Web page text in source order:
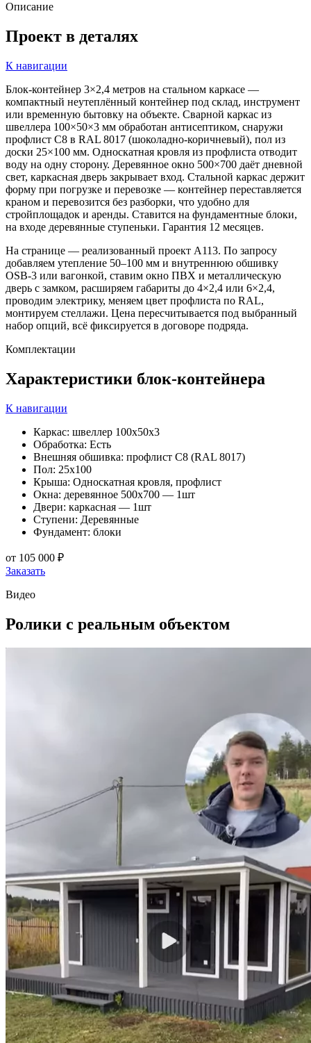
Описание
Проект в деталях
К навигации
Блок-контейнер 3×2,4 метров на стальном каркасе —
компактный неутеплённый контейнер под склад, инструмент
или временную бытовку на объекте. Сварной каркас из
швеллера 100×50×3 мм обработан антисептиком, снаружи
профлист С8 в RAL 8017 (шоколадно-коричневый), пол из
доски 25×100 мм. Односкатная кровля из профлиста отводит
воду на одну сторону. Деревянное окно 500×700 даёт дневной
свет, каркасная дверь закрывает вход. Стальной каркас держит
форму при погрузке и перевозке — контейнер переставляется
краном и перевозится без разборки, что удобно для
стройплощадок и аренды. Ставится на фундаментные блоки,
на входе деревянные ступеньки. Гарантия 12 месяцев.
На странице — реализованный проект А113. По запросу
добавляем утепление 50–100 мм и внутреннюю обшивку
OSB-3 или вагонкой, ставим окно ПВХ и металлическую
дверь с замком, расширяем габариты до 4×2,4 или 6×2,4,
проводим электрику, меняем цвет профлиста по RAL,
монтируем стеллажи. Цена пересчитывается под выбранный
набор опций, всё фиксируется в договоре подряда.
Комплектации
Характеристики блок-контейнера
К навигации
Каркас: швеллер 100х50х3
Обработка: Есть
Внешняя обшивка: профлист С8 (RAL 8017)
Пол: 25х100
Крыша: Односкатная кровля, профлист
Окна: деревянное 500х700 — 1шт
Двери: каркасная — 1шт
Ступени: Деревянные
Фундамент: блоки
от 105 000 ₽
Заказать
Видео
Ролики с реальным объектом